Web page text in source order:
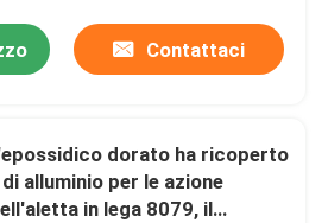
Contattaci
dorato ha ricoperto
alluminio per le azione
in lega 8079, il